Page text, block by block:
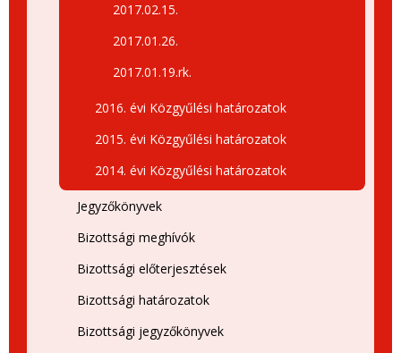
2017.02.15.
2017.01.26.
2017.01.19.rk.
2016. évi Közgyűlési határozatok
2015. évi Közgyűlési határozatok
2014. évi Közgyűlési határozatok
Jegyzőkönyvek
Bizottsági meghívók
Bizottsági előterjesztések
Bizottsági határozatok
Bizottsági jegyzőkönyvek